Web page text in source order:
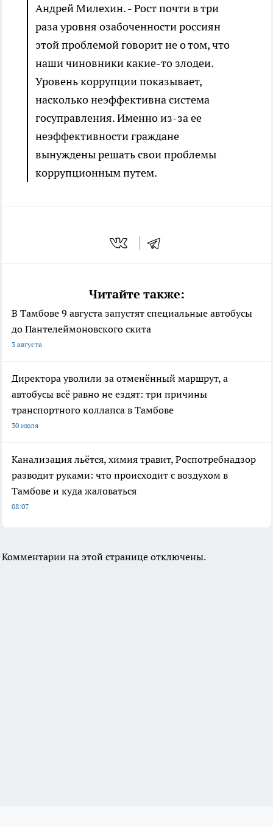
Андрей Милехин. - Рост почти в три
раза уровня озабоченности россиян
этой проблемой говорит не о том, что
наши чиновники какие-то злодеи.
Уровень коррупции показывает,
насколько неэффективна система
госуправления. Именно из-за ее
неэффективности граждане
вынуждены решать свои проблемы
коррупционным путем.
Читайте также:
В Тамбове 9 августа запустят специальные автобусы
до Пантелеймоновского скита
3 августа
Директора уволили за отменённый маршрут, а
автобусы всё равно не ездят: три причины
транспортного коллапса в Тамбове
30 июля
Канализация льётся, химия травит, Роспотребнадзор
разводит руками: что происходит с воздухом в
Тамбове и куда жаловаться
08:07
Комментарии на этой странице отключены.